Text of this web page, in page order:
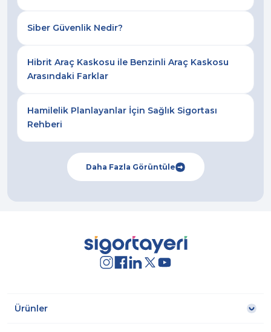
Siber Güvenlik Nedir?
Hibrit Araç Kaskosu ile Benzinli Araç Kaskosu
Arasındaki Farklar
Hamilelik Planlayanlar İçin Sağlık Sigortası
Rehberi
Daha Fazla Görüntüle
Ürünler